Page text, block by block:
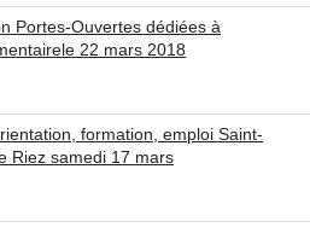
Portes-Ouvertes dédiées à
22 mars 2018
formation, emploi Saint-
Riez samedi 17 mars